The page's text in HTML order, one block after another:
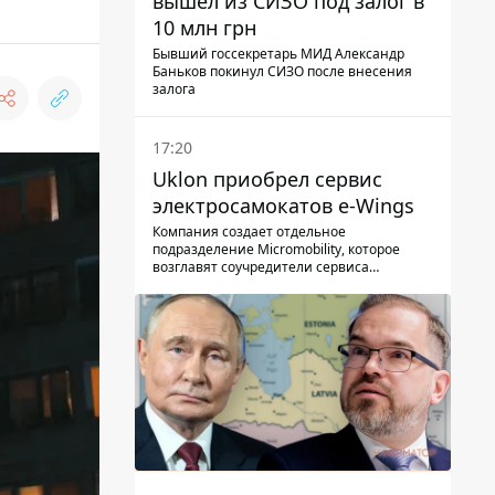
10 млн грн
Бывший госсекретарь МИД Александр
Баньков покинул СИЗО после внесения
залога
17:20
Uklon приобрел сервис
электросамокатов e-Wings
Компания создает отдельное
подразделение Micromobility, которое
возглавят соучредители сервиса